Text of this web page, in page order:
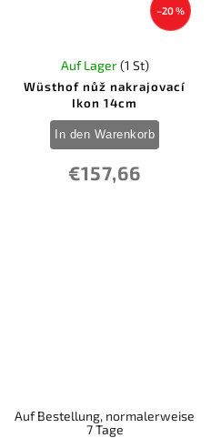
–20 %
Wüsthof nůž nakrajovací
Ikon 14cm
Auf Lager(1 St)
€157,66
In den Warenkorb
Auf Bestellung, normalerweise
7 Tage